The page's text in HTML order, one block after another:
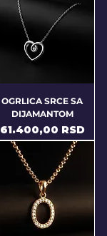
OGRLICA SRCE SA
DIJAMANTOM
Price
61.400,00 RSD